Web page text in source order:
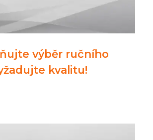
výběr ručního
kvalitu!